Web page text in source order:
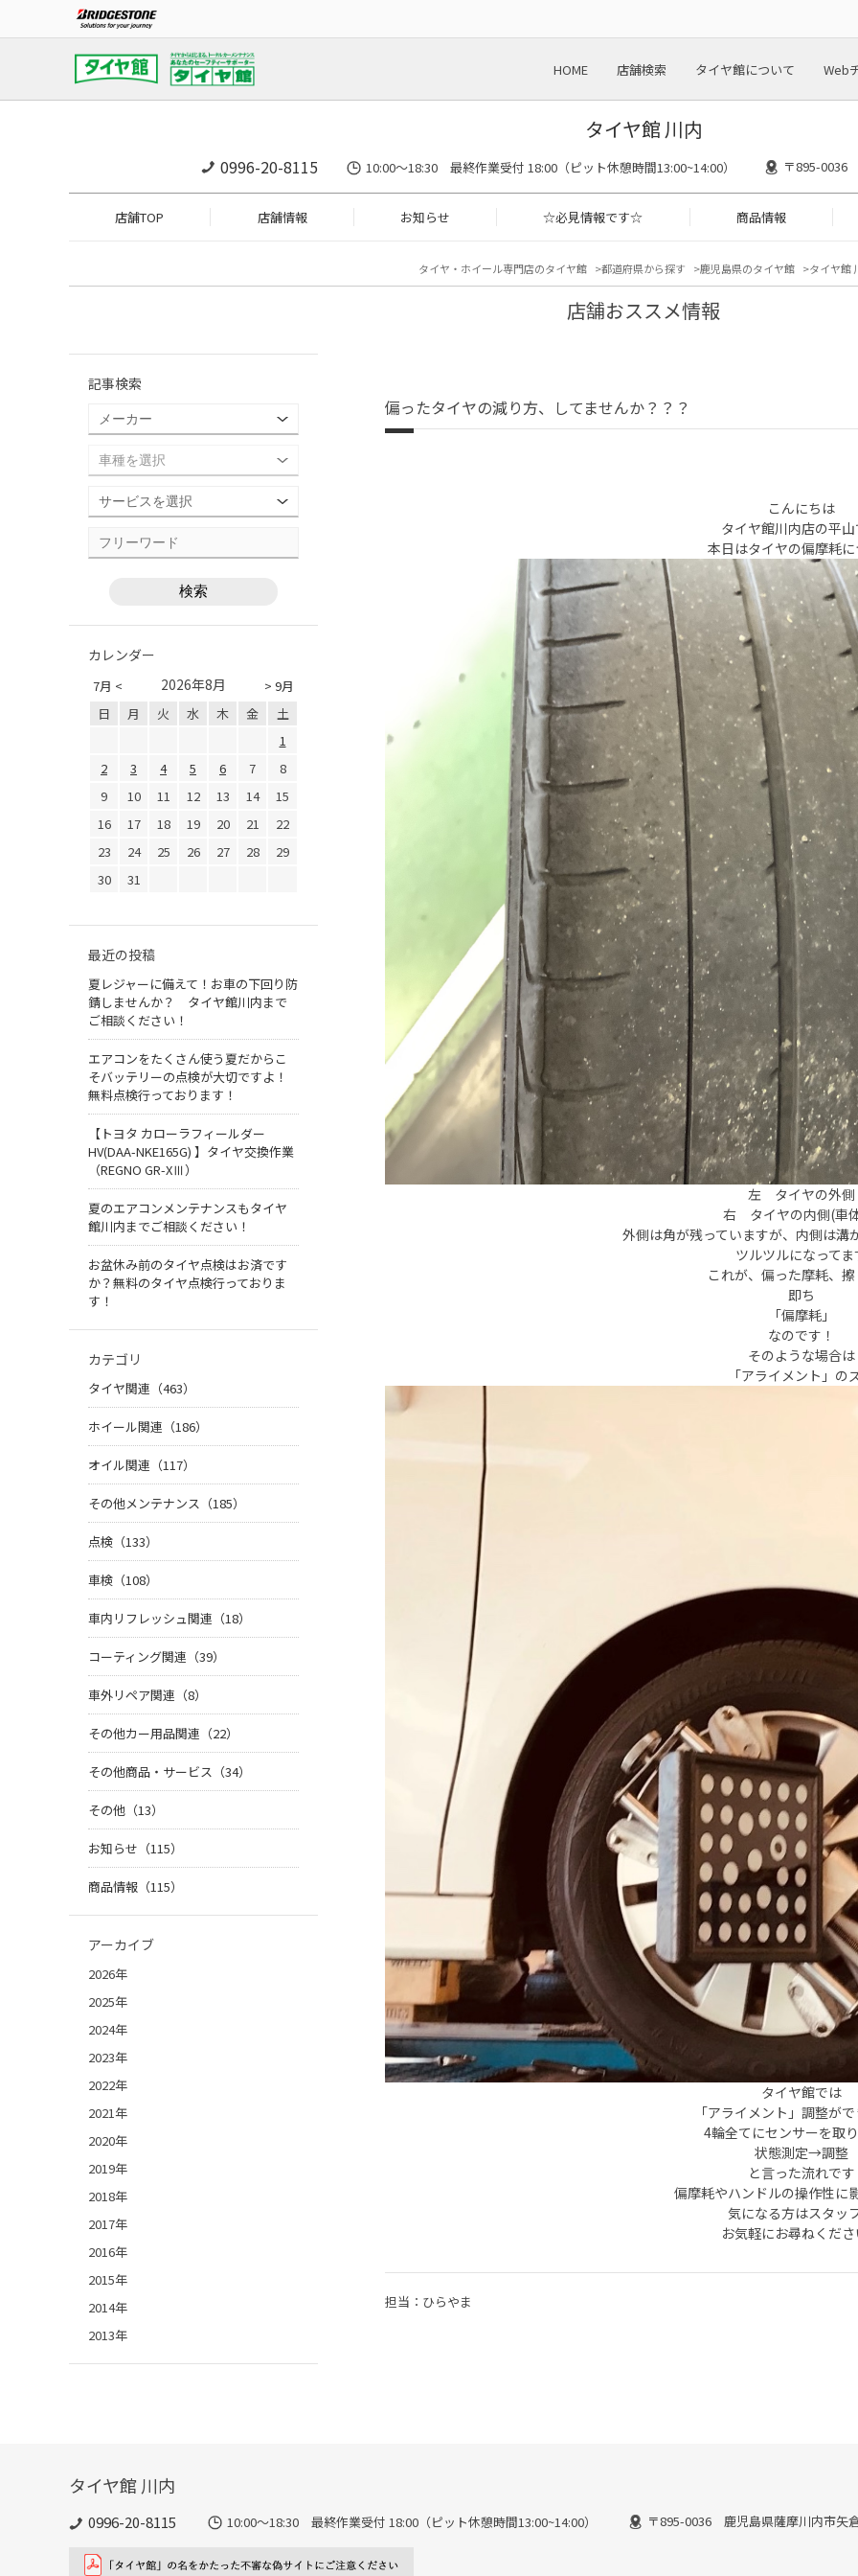
HOME 店舗検索 タイヤ館について Web
タイヤ館 川内
0996-20-8115 10:00～18:30 最終作業受付 18:00（ピット休憩時間13:00~14:00） 〒895-0036
店舗TOP 店舗情報 お知らせ ☆必見情報です☆ 商品情報
タイヤ・ホイール専門店のタイヤ館 都道府県から探す 鹿児島県のタイヤ館 タイヤ館
店舗おススメ情報
偏ったタイヤの減り方、してませんか？？？
こんにちは
タイヤ館川内店の平
本日はタイヤの偏摩耗
左 タイヤの外側
右 タイヤの内側(車
外側は角が残っていますが、内側は溝
ツルツルになってま
これが、偏った摩耗、
即ち
「偏摩耗」
なのです！
そのような場合は
「アライメント」の
タイヤ館では
「アライメント」調整が
4輪全てにセンサーを取
状態測定→調整
と言った流れです
偏摩耗やハンドルの操作性に
気になる方はスタッ
お気軽にお尋ねくだ
担当：ひらやま
記事検索
カレンダー
7月 < > 9月
2026年8月
日 月 火 水 木 金
土
1
2
3 4 5 6 7
8
9
10 11 12 13 14
15
16
17 18 19 20 21
22
23
24 25 26 27 28
29
30
31
最近の投稿
夏レジャーに備えて！お車の下回り防
錆しませんか？ タイヤ館川内まで
ご相談ください！
エアコンをたくさん使う夏だからこ
そバッテリーの点検が大切ですよ！
無料点検行っております！
【トヨタ カローラフィールダー
HV(DAA-NKE165G) 】タイヤ交換作業
（REGNO GR-XⅢ）
夏のエアコンメンテナンスもタイヤ
館川内までご相談ください！
お盆休み前のタイヤ点検はお済です
か？無料のタイヤ点検行っておりま
す！
カテゴリ
タイヤ関連（463）
ホイール関連（186）
オイル関連（117）
その他メンテナンス（185）
点検（133）
車検（108）
車内リフレッシュ関連（18）
コーティング関連（39）
車外リペア関連（8）
その他カー用品関連（22）
その他商品・サービス（34）
その他（13）
お知らせ（115）
商品情報（115）
アーカイブ
2026年
2025年
2024年
2023年
2022年
2021年
2020年
2019年
2018年
2017年
2016年
2015年
2014年
2013年
タイヤ館 川内
0996-20-8115 10:00～18:30 最終作業受付 18:00（ピット休憩時間13:00~14:00） 〒895-0036 鹿児島県薩摩川内市矢